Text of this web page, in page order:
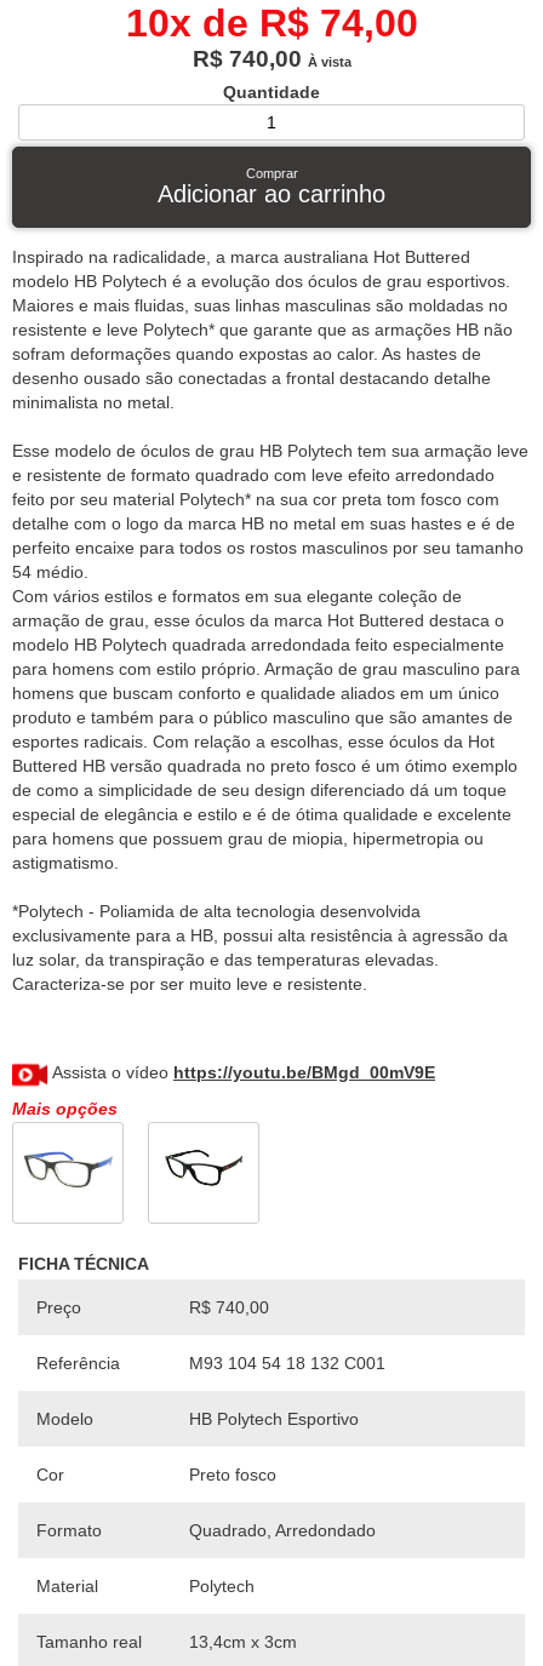
10x de R$ 74,00
R$ 740,00 À vista
Quantidade
Comprar
Adicionar ao carrinho
Inspirado na radicalidade, a marca australiana Hot Buttered
modelo HB Polytech é a evolução dos óculos de grau esportivos.
Maiores e mais fluidas, suas linhas masculinas são moldadas no
resistente e leve Polytech* que garante que as armações HB não
sofram deformações quando expostas ao calor. As hastes de
desenho ousado são conectadas a frontal destacando detalhe
minimalista no metal.
Esse modelo de óculos de grau HB Polytech tem sua armação leve
e resistente de formato quadrado com leve efeito arredondado
feito por seu material Polytech* na sua cor preta tom fosco com
detalhe com o logo da marca HB no metal em suas hastes e é de
perfeito encaixe para todos os rostos masculinos por seu tamanho
54 médio.
Com vários estilos e formatos em sua elegante coleção de
armação de grau, esse óculos da marca Hot Buttered destaca o
modelo HB Polytech quadrada arredondada feito especialmente
para homens com estilo próprio. Armação de grau masculino para
homens que buscam conforto e qualidade aliados em um único
produto e também para o público masculino que são amantes de
esportes radicais. Com relação a escolhas, esse óculos da Hot
Buttered HB versão quadrada no preto fosco é um ótimo exemplo
de como a simplicidade de seu design diferenciado dá um toque
especial de elegância e estilo e é de ótima qualidade e excelente
para homens que possuem grau de miopia, hipermetropia ou
astigmatismo.
*Polytech - Poliamida de alta tecnologia desenvolvida
exclusivamente para a HB, possui alta resistência à agressão da
luz solar, da transpiração e das temperaturas elevadas.
Caracteriza-se por ser muito leve e resistente.
Assista o vídeo https://youtu.be/BMgd_00mV9E
Mais opções
FICHA TÉCNICA
Preço R$ 740,00
Referência M93 104 54 18 132 C001
Modelo HB Polytech Esportivo
Cor Preto fosco
Formato Quadrado, Arredondado
Material Polytech
Tamanho real 13,4cm x 3cm